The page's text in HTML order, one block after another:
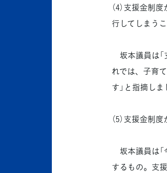
（4）支援金制
行してしまう
坂本議員は
れでは、子育
す」と指摘しま
（5）支援金制
坂本議員は
するもの。支